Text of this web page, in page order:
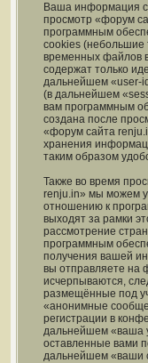
Ваша информация
просмотр «форум
программным
cookies (небольшие
временных файлов
содержат только
дальнейшем «user-
(в дальнейшем
вам программным
создана после
«форум сайта
хранения
таким образом
Также во время
renju.in» мы можем
отношению к
выходят за рамки
рассмотрение
программным
получения вашей
вы отправляете на
исчерпываются,
размещённые под
«анонимные
регистрации в
дальнейшем «ваша
оставленные вами
дальнейшем «ваши